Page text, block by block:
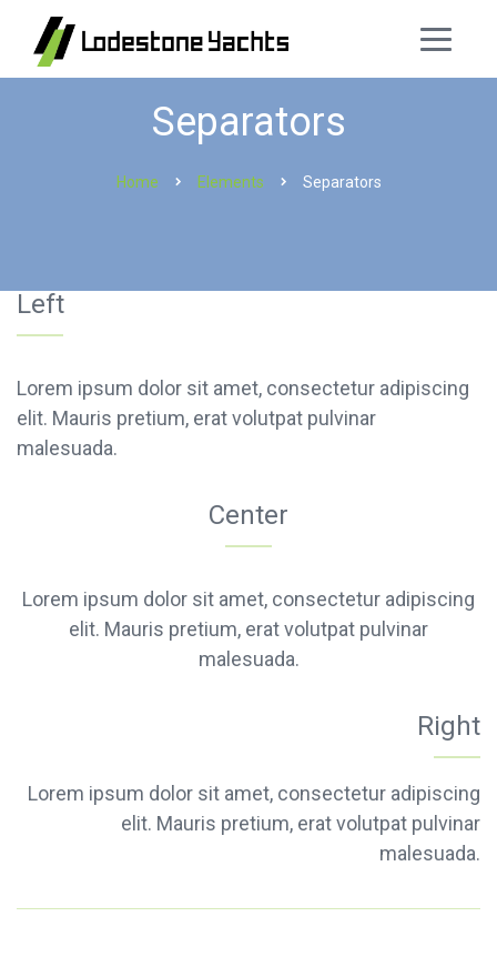
Separators
Home Elements Separators
Left
Lorem ipsum dolor sit amet, consectetur adipiscing
elit. Mauris pretium, erat volutpat pulvinar
malesuada.
Center
Lorem ipsum dolor sit amet, consectetur adipiscing
elit. Mauris pretium, erat volutpat pulvinar
malesuada.
Right
Lorem ipsum dolor sit amet, consectetur adipiscing
elit. Mauris pretium, erat volutpat pulvinar
malesuada.